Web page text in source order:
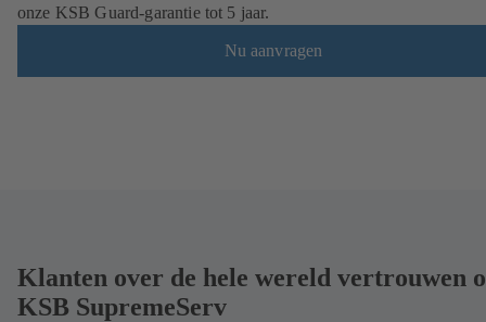
onze KSB Guard-garantie tot 5 jaar.
Nu aanvragen
Klanten over de hele wereld vertrouwen
KSB SupremeServ